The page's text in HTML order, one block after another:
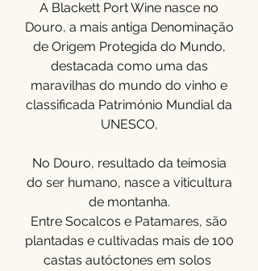
A Blackett Port Wine nasce no
Douro, a mais antiga Denominação
de Origem Protegida do Mundo,
destacada como uma das
maravilhas do mundo do vinho e
classificada Património Mundial da
UNESCO,
No Douro, resultado da teimosia
do ser humano, nasce a viticultura
de montanha.
Entre Socalcos e Patamares, são
plantadas e cultivadas mais de 100
castas autóctones em solos